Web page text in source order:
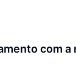
com a